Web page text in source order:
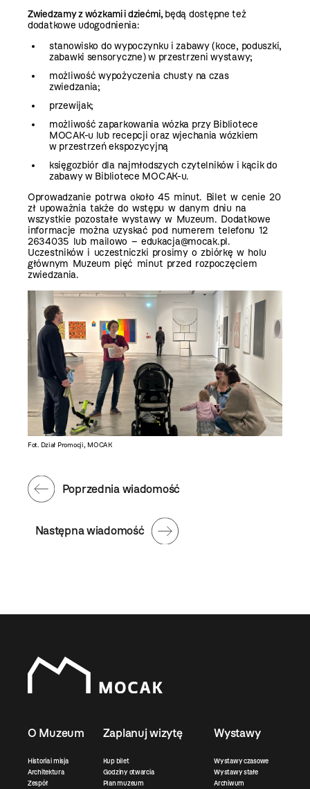
Zwiedzamy z wózkami i dziećmi, będą dostępne też
dodatkowe udogodnienia:
stanowisko do wypoczynku i zabawy (koce, poduszki,
zabawki sensoryczne) w przestrzeni wystawy;
możliwość wypożyczenia chusty na czas
zwiedzania;
przewijak;
możliwość zaparkowania wózka przy Bibliotece
MOCAK-u lub recepcji oraz wjechania wózkiem
w przestrzeń ekspozycyjną
księgozbiór dla najmłodszych czytelników i kącik do
zabawy w Bibliotece MOCAK-u.
Oprowadzanie potrwa około 45 minut. Bilet w cenie 20
zł upoważnia także do wstępu w danym dniu na
wszystkie pozostałe wystawy w Muzeum. Dodatkowe
informacje można uzyskać pod numerem telefonu 12
2634035 lub mailowo – edukacja@mocak.pl.
Uczestników i uczestniczki prosimy o zbiórkę w holu
głównym Muzeum pięć minut przed rozpoczęciem
zwiedzania.
Fot. Dział Promocji, MOCAK
Następna wiadomość
Poprzednia wiadomość
O Muzeum
Historia i misja
Architektura
Zespół
Zaplanuj wizytę
Kup bilet
Godziny otwarcia
Plan muzeum
Wystawy
Wystawy czasowe
Wystawy stałe
Archiwum